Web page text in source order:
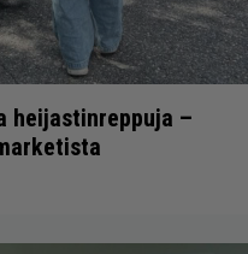
heijastinreppuja –